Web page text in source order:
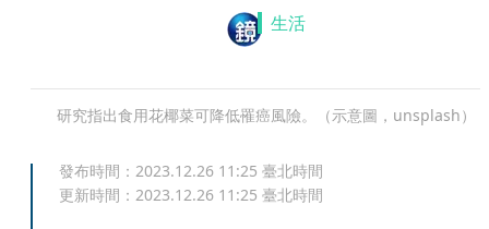
生活
研究指出食用花椰菜可降低罹癌風險。（示意圖，unsplash）
發布時間： 2023.12.26 11:25 臺北時間
更新時間： 2023.12.26 11:25 臺北時間